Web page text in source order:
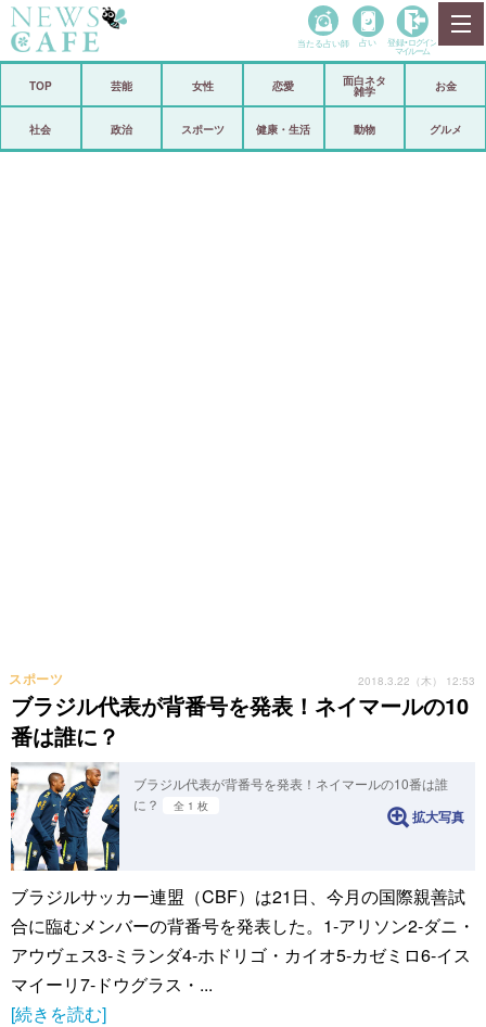
政治
当たる占い師 占い 登録• ログイン
マイルーム
TOP 芸能 女性 恋愛
面白ネタ
雑学
お金
社会 政治 スポーツ 健康・生活 動物 グルメ
ブラジル代表が背番号を発表！ネイマールの10
番は誰に？
スポーツ 2018.3.22（木） 12:53
ブラジル代表が背番号を発表！ネイマールの10番は誰
に？
全 1 枚
拡大写真
ブラジルサッカー連盟（CBF）は21日、今月の国際親善試
合に臨むメンバーの背番号を発表した。1-アリソン2-ダニ・
アウヴェス3-ミランダ4-ホドリゴ・カイオ5-カゼミロ6-イス
マイーリ7-ドウグラス・...
[続きを読む]